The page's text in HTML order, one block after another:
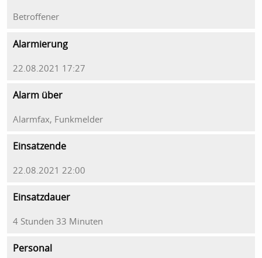
Betroffener
Alarmierung
22.08.2021 17:27
Alarm über
Alarmfax, Funkmelder
Einsatzende
22.08.2021 22:00
Einsatzdauer
4 Stunden 33 Minuten
Personal